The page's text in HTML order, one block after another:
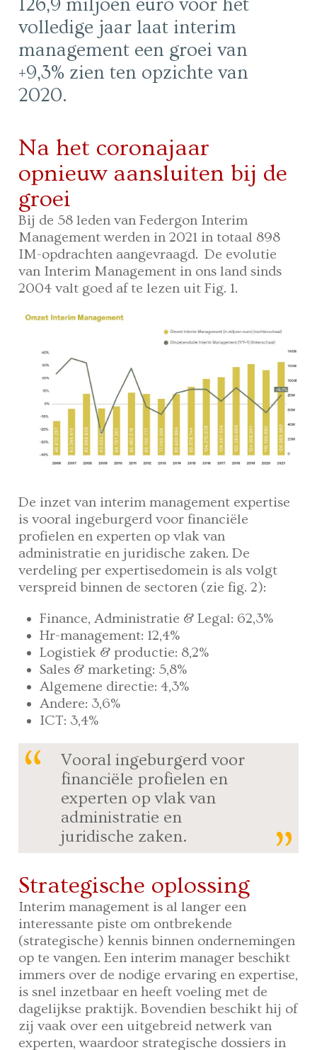
126,9 miljoen euro voor het
volledige jaar laat interim
management een groei van
+9,3% zien ten opzichte van
2020.
Na het coronajaar
opnieuw aansluiten bij de
groei
Bij de 58 leden van Federgon Interim
Management werden in 2021 in totaal 898
IM-opdrachten aangevraagd. De evolutie
van Interim Management in ons land sinds
2004 valt goed af te lezen uit Fig. 1.
De inzet van interim management expertise
is vooral ingeburgerd voor financiële
profielen en experten op vlak van
administratie en juridische zaken. De
verdeling per expertisedomein is als volgt
verspreid binnen de sectoren (zie fig. 2):
Finance, Administratie & Legal: 62,3%
Hr-management: 12,4%
Logistiek & productie: 8,2%
Sales & marketing: 5,8%
Algemene directie: 4,3%
Andere: 3,6%
ICT: 3,4%
Vooral ingeburgerd voor
financiële profielen en
experten op vlak van
administratie en
juridische zaken.
Strategische oplossing
Interim management is al langer een
interessante piste om ontbrekende
(strategische) kennis binnen ondernemingen
op te vangen. Een interim manager beschikt
immers over de nodige ervaring en expertise,
is snel inzetbaar en heeft voeling met de
dagelijkse praktijk. Bovendien beschikt hij of
zij vaak over een uitgebreid netwerk van
experten, waardoor strategische dossiers in